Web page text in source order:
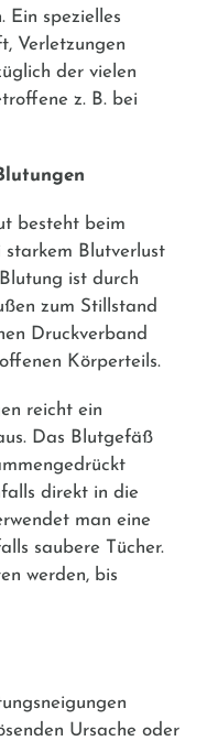
Ein spezielles
Verletzungen
der vielen
z. B. bei
besteht beim
starkem Blutverlust
ist durch
zum Stillstand
Druckverband
Körperteils.
reicht ein
Das Blutgefäß
direkt in die
man eine
saubere Tücher.
werden, bis
Ursache oder